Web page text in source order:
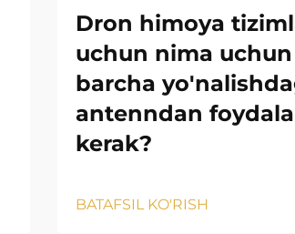
Dron himoya
uchun nima uchun
barcha
antenndan
kerak?
BATAFSIL KO'RISH